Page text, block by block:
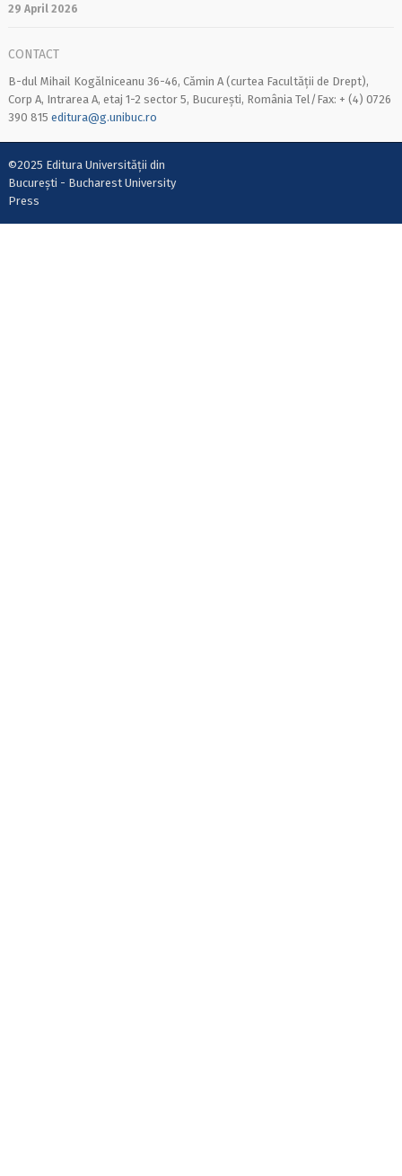
29 April 2026
CONTACT
B-dul Mihail Kogălniceanu 36-46, Cămin A (curtea Facultății de Drept),
Corp A, Intrarea A, etaj 1-2 sector 5, București, România Tel/Fax: + (4) 0726
390 815 editura@g.unibuc.ro
©2025 Editura Universității din
București - Bucharest University
Press